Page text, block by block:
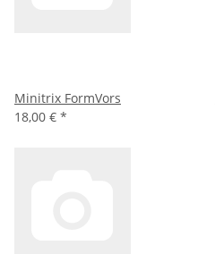
Minitrix FormVors
18,00 € *